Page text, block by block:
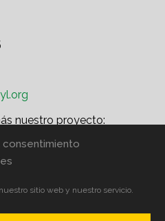
consentimiento
sitio web y nuestro servicio.
nuestro proyecto: